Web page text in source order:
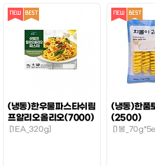
(냉동)한우물파스타쉬림
프알리오올리오(7000)
[1EA_320g]
(냉동)한품
(2500)
[1봉